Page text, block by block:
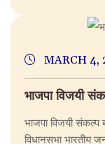
MARCH 4,
भाजपा विजयी
भाजपा विजयी संकल्प
विधानसभा भारतीय